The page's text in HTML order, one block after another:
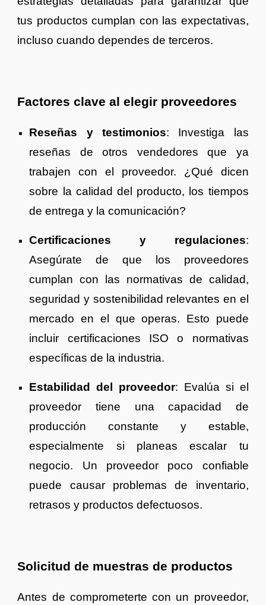
tus productos cumplan con las expectativas,
incluso cuando dependes de terceros.
Factores clave al elegir proveedores
Reseñas y testimonios: Investiga las
reseñas de otros vendedores que ya
trabajen con el proveedor. ¿Qué dicen
sobre la calidad del producto, los tiempos
de entrega y la comunicación?
Certificaciones y regulaciones:
Asegúrate de que los proveedores
cumplan con las normativas de calidad,
seguridad y sostenibilidad relevantes en el
mercado en el que operas. Esto puede
incluir certificaciones ISO o normativas
específicas de la industria.
Estabilidad del proveedor: Evalúa si el
proveedor tiene una capacidad de
producción constante y estable,
especialmente si planeas escalar tu
negocio. Un proveedor poco confiable
puede causar problemas de inventario,
retrasos y productos defectuosos.
Solicitud de muestras de productos
Antes de comprometerte con un proveedor,